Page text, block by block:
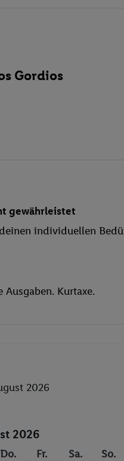
Gordios
gewährleistet
individuellen
Kurtaxe.
2026
2026
Do. Fr. Sa. So.